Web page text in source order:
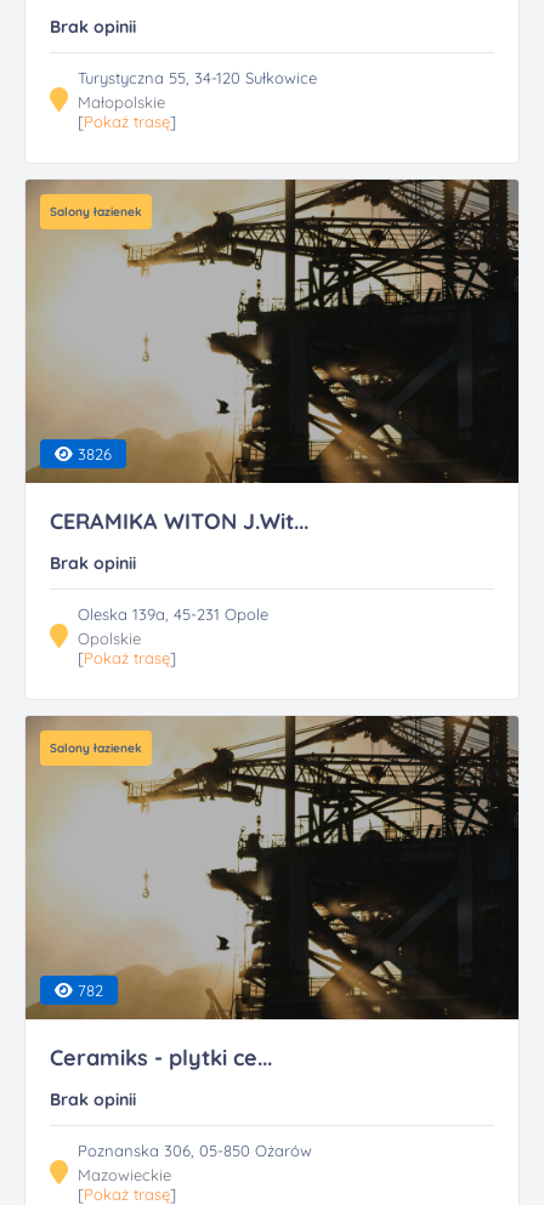
Brak opinii
Turystyczna 55, 34-120 Sułkowice
Małopolskie
[Pokaż trasę]
Salony łazienek
3826
CERAMIKA WITON J.Wit...
Brak opinii
Oleska 139a, 45-231 Opole
Opolskie
[Pokaż trasę]
Salony łazienek
782
Ceramiks - plytki ce...
Brak opinii
Poznanska 306, 05-850 Ożarów
Mazowieckie
[Pokaż trasę]